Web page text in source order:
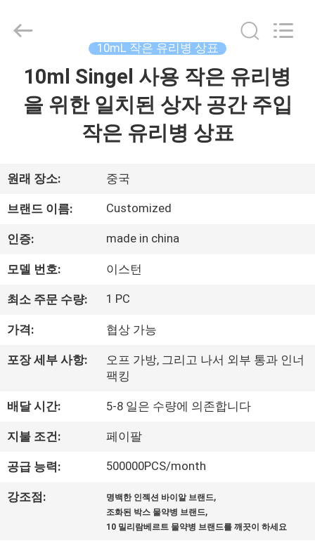
우
리
에
여
장
여
행
2017
Industry
Reserved.
10mL 작은 유리병 상표
10ml Singel 사용 작은 유리병
을 위한 일치된 상자 공간 주입
작은 유리병 상표
원래 장소: 중국
브랜드 이름: Customized
인증: made in china
모델 번호: 이스턴
최소 주문 수량: 1 PC
가격: 협상 가능
포장 세부 사항:
오프 가방, 그리고 나서 외부 통과 인너
팩킹
배달 시간: 5-8 일은 수량에 의존합니다
지불 조건: 페이팔
공급 능력: 500000PCS/month
강조점: 명백한 인젝션 바이알 브랜드,
조화된 박스 물약병 브랜드,
10 밀리람베르트 물약병 브랜드를 깨끗이 하세요